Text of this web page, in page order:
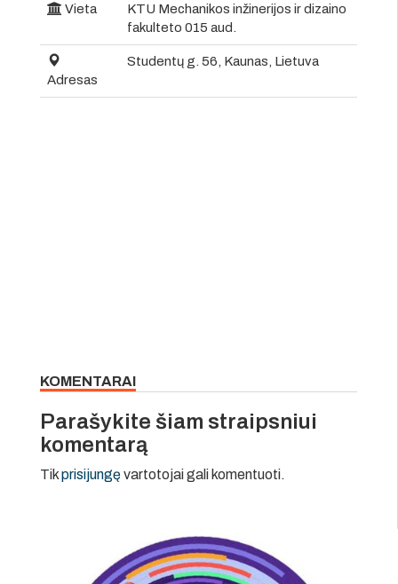
Vieta
KTU Mechanikos inžinerijos ir dizaino
fakulteto 015 aud.
Adresas
Studentų g. 56, Kaunas, Lietuva
KOMENTARAI
Parašykite šiam straipsniui
komentarą
Tikprisijungęvartotojai gali komentuoti.